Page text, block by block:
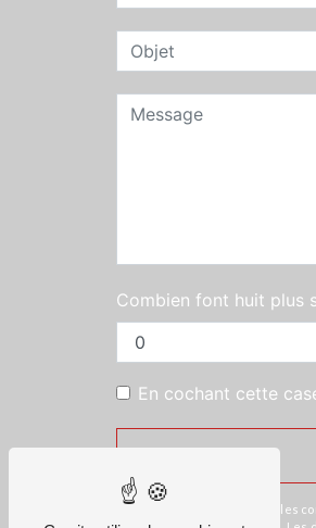
Combien font huit plus
En cochant cette
** Les données personnelles